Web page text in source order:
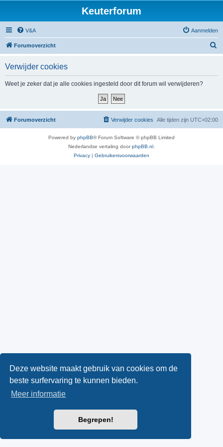
Deze website maakt gebruik van cookies om de
beste surfervaring te kunnen bieden.
Meer informatie
Begrepen!
Keuterforum
V&A Aanmelden
Forumoverzicht
Verwijder cookies
Weet je zeker dat je alle cookies ingesteld door dit forum wil verwijderen?
Forumoverzicht Alle tijden zijn UTC+02:00
Verwijder cookies
Powered by phpBB® Forum Software © phpBB Limited
Nederlandse vertaling doorphpBB.nl
Privacy | Gebruikersvoorwaarden